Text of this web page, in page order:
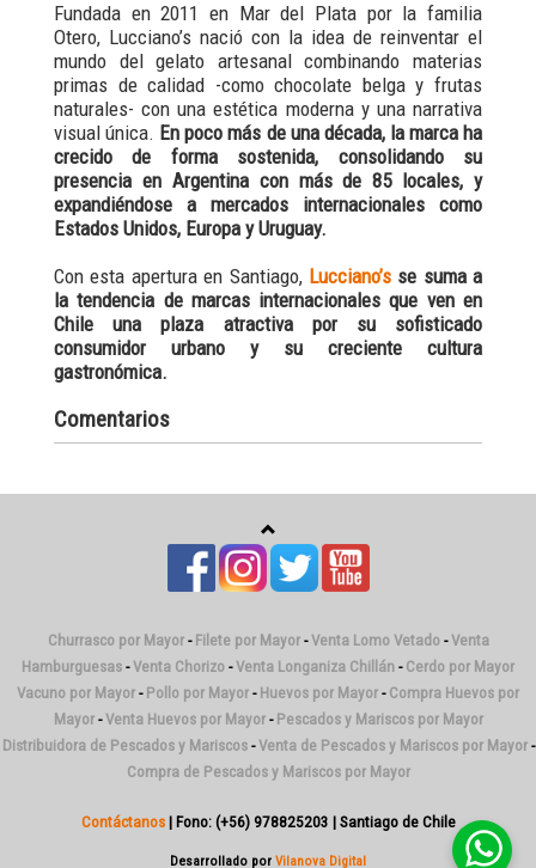
Fundada en 2011 en Mar del Plata por la familia
Otero, Lucciano’s nació con la idea de reinventar el
mundo del gelato artesanal combinando materias
primas de calidad -como chocolate belga y frutas
naturales- con una estética moderna y una narrativa
visual única. En poco más de una década, la marca ha
crecido de forma sostenida, consolidando su
presencia en Argentina con más de 85 locales, y
expandiéndose a mercados internacionales como
Estados Unidos, Europa y Uruguay.
Con esta apertura en Santiago,Lucciano’sse suma a
la tendencia de marcas internacionales que ven en
Chile una plaza atractiva por su sofisticado
consumidor urbano y su creciente cultura
gastronómica.
Comentarios
Churrasco por Mayor- Filete por Mayor-Venta Lomo Vetado-Venta
Hamburguesas -Venta Chorizo -Venta Longaniza Chillán - Cerdo por Mayor
Vacuno por Mayor - Pollo por Mayor - Huevos por Mayor - Compra Huevos por
Mayor-Venta Huevos por Mayor- Pescados y Mariscos por Mayor
Distribuidora de Pescados y Mariscos-Venta de Pescados y Mariscos por Mayor-
Compra de Pescados y Mariscos por Mayor
Contáctanos| Fono: (+56) 978825203 | Santiago de Chile
Desarrollado por Vilanova Digital